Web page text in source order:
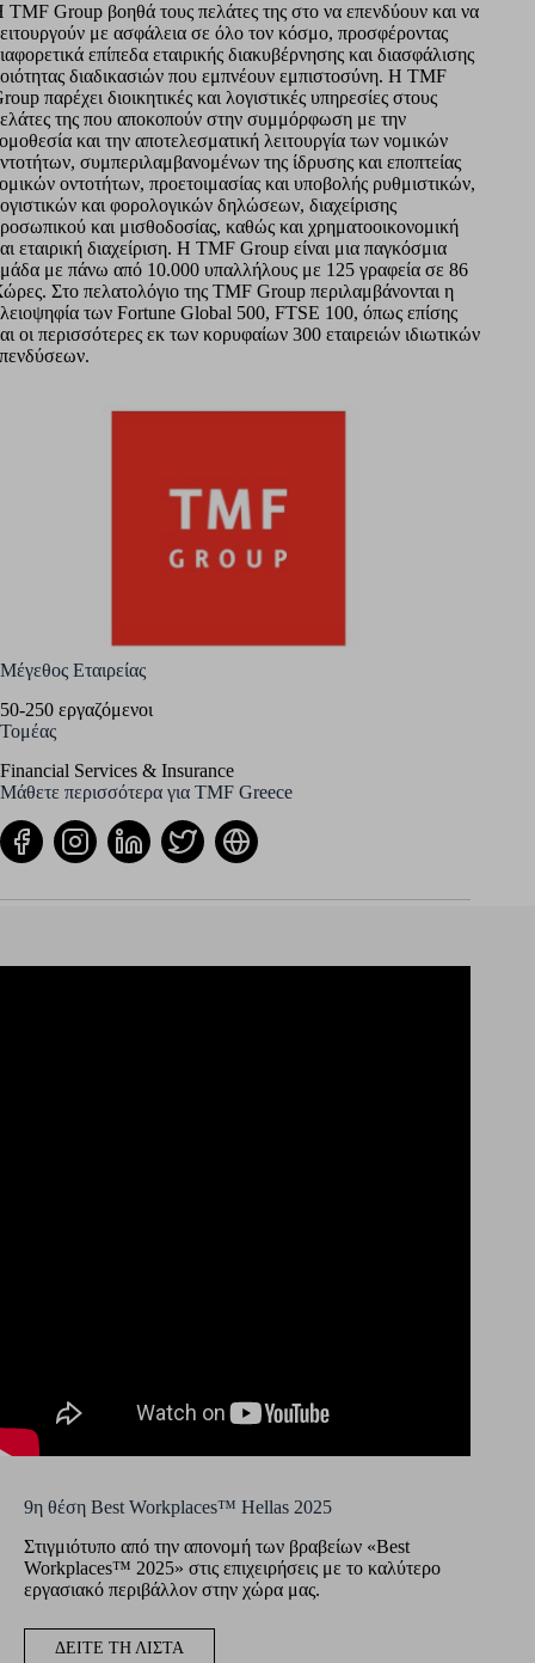
TMF Group βοηθά τους πελάτες της στο να επενδύουν και να
με ασφάλεια σε όλο τον κόσμο, προσφέροντας
επίπεδα εταιρικής διακυβέρνησης και διασφάλισης
διαδικασιών που εμπνέουν εμπιστοσύνη. Η TMF
παρέχει διοικητικές και λογιστικές υπηρεσίες στους
της που αποκοπούν στην συμμόρφωση με την
και την αποτελεσματική λειτουργία των νομικών
συμπεριλαμβανομένων της ίδρυσης και εποπτείας
οντοτήτων, προετοιμασίας και υποβολής ρυθμιστικών,
και φορολογικών δηλώσεων, διαχείρισης
και μισθοδοσίας, καθώς και χρηματοοικονομική
εταιρική διαχείριση. Η TMF Group είναι μια παγκόσμια
με πάνω από 10.000 υπαλλήλους με 125 γραφεία σε 86
Στο πελατολόγιο της TMF Group περιλαμβάνονται η
των Fortune Global 500, FTSE 100, όπως επίσης
οι περισσότερες εκ των κορυφαίων 300 εταιρειών ιδιωτικών
Μέγεθος Εταιρείας
50-250 εργαζόμενοι
Τομέας
Financial Services & Insurance
Μάθετε περισσότερα για TMF Greece
9η θέση Best Workplaces™ Hellas 2025
Στιγμιότυπο από την απονομή των βραβείων «Best
Workplaces™ 2025» στις επιχειρήσεις με το καλύτερο
εργασιακό περιβάλλον στην χώρα μας.
ΔΕΙΤΕ ΤΗ ΛΙΣΤΑ